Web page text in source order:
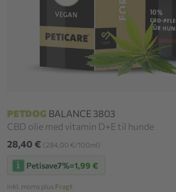
PETDOG BALANCE 3803
CBD olie med vitamin D+E til hunde
28,40 € (284,00 €/100ml)
Petisave7%=1,99 €
inkl. moms plus Fragt